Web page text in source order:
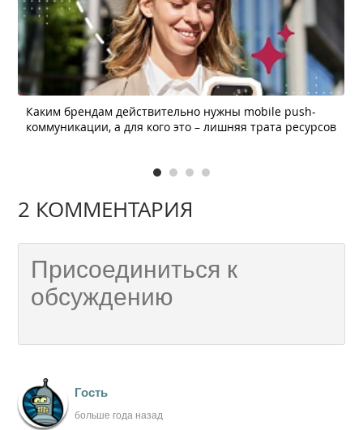
Каким брендам действительно нужны mobile push-
коммуникации, а для кого это – лишняя трата ресурсов
2 КОММЕНТАРИЯ
Гость
больше года назад